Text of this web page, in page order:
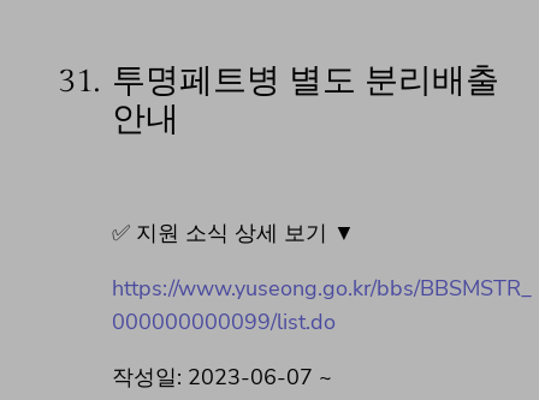
31. 투명페트병 별도 분리배출
안내
✅ 지원 소식 상세 보기 ▼
https://www.yuseong.go.kr/bbs/BBSMSTR_
000000000099/list.do
작성일: 2023-06-07 ~